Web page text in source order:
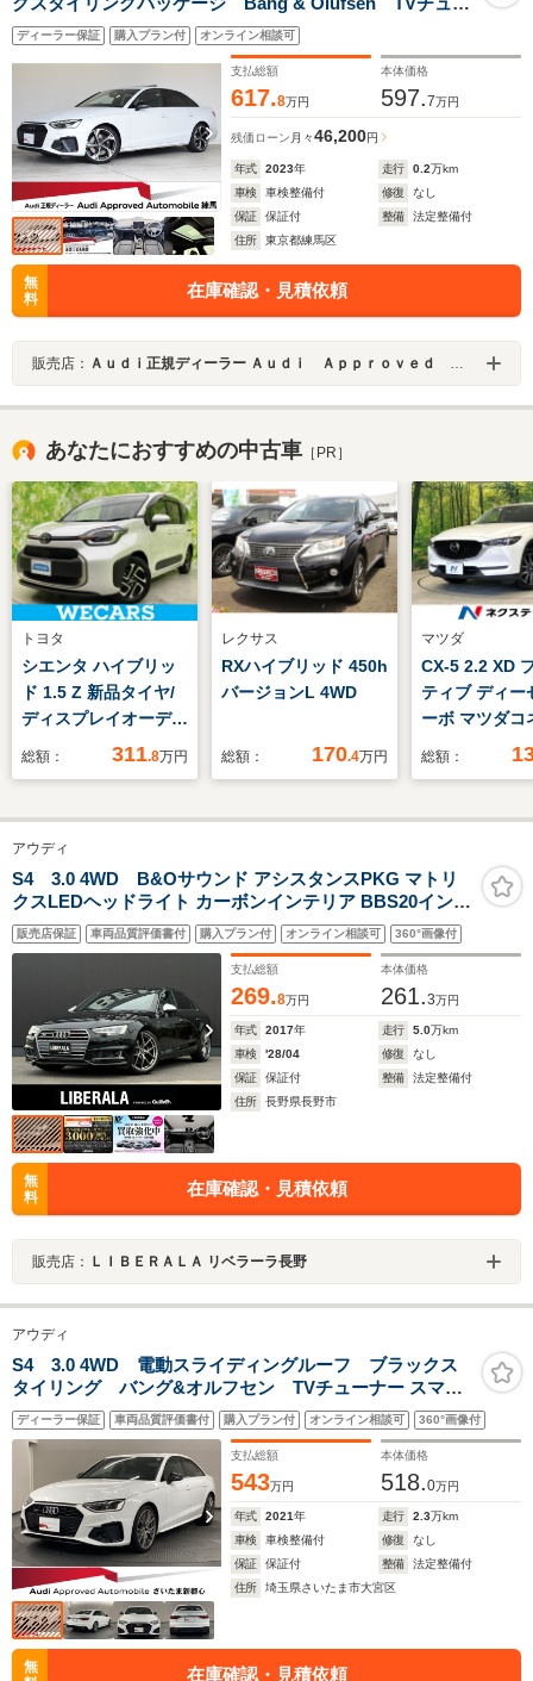
ナー プライバシーガラス ファインナッパレザー サ
ラウンドビューカメラ認定中古車
ディーラー保証 購入プラン付 オンライン相談可
支払総額
617.8万円
本体価格
597.7万円
残価ローン 月々46,200円
年式 2023年 走行 0.2万km
車検
車検整備付 修復
なし
保証
保証付 整備
法定整備付
住所
東京都練馬区
無
料
在庫確認・見積依頼
販売店： Ａｕｄｉ正規ディーラー Ａｕｄｉ Ａｐｐｒｏｖｅｄ Ａｕｔｏｍｏｂｉｌｅ練馬
あなたにおすすめの中古車 ［PR］
トヨタ
シエンタ ハイブリッ
ド 1.5 Z 新品タイヤ/
ディスプレイオーディ
オ+ナビ10.5インチ/ス
動スライドドア/パノ
ラミックビューモニタ
ー/車線逸脱防止支援
システム
総額： 311.8万円
レクサス
RXハイブリッド 450h
バージョンL 4WD
総額： 170.4万円
マツダ
CX-5 2.2 XD
ティブ ディー
ーボ マツダコ
ナビ 全周
ア パワーシ
トブレーキ
レーダークル
トロール コ
ンサー
レコ
総額：
アウディ
S4 3.0 4WD B&Oサウンド アシスタンスPKG マトリ
クスLEDヘッドライト カーボンインテリア BBS20インチ
AW ACC サイドアシスト LKA MMIナビ バックカメラ
DTV パークエイド バーチャルCP ハーフレザー PWシー
販売店保証 車両品質評価書付 購入プラン付 オンライン相談可 360°画像付
支払総額
269.8万円
本体価格
261.3万円
年式 2017年 走行 5.0万km
車検
'28/04 修復
なし
保証
保証付 整備
法定整備付
住所
長野県長野市
無
料
在庫確認・見積依頼
販売店： ＬＩＢＥＲＡＬＡ リベラーラ長野
アウディ
S4 3.0 4WD 電動スライディングルーフ ブラックス
タイリング バング&オルフセン TVチューナー スマホ
ワイヤレスチャージ ファインナッパレザー プライバシ
ーガラス
ディーラー保証 車両品質評価書付 購入プラン付 オンライン相談可 360°画像付
支払総額
543万円
本体価格
518.0万円
年式 2021年 走行 2.3万km
車検
車検整備付 修復
なし
保証
保証付 整備
法定整備付
住所
埼玉県さいたま市大宮区
無
在庫確認・見積依頼